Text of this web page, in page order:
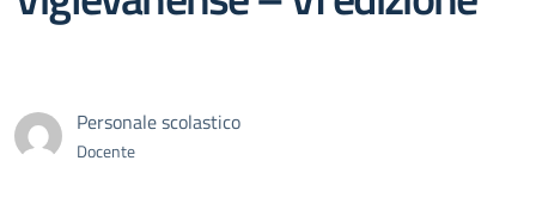
Personale scolastico
Docente